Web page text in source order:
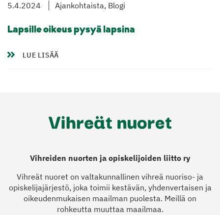
5.4.2024 Ajankohtaista, Blogi
Lapsille oikeus pysyä lapsina
LUE LISÄÄ
Vihreiden nuorten ja opiskelijoiden liitto ry
Vihreät nuoret on valtakunnallinen vihreä nuoriso- ja
opiskelijajärjestö, joka toimii kestävän, yhdenvertaisen ja
oikeudenmukaisen maailman puolesta. Meillä on
rohkeutta muuttaa maailmaa.